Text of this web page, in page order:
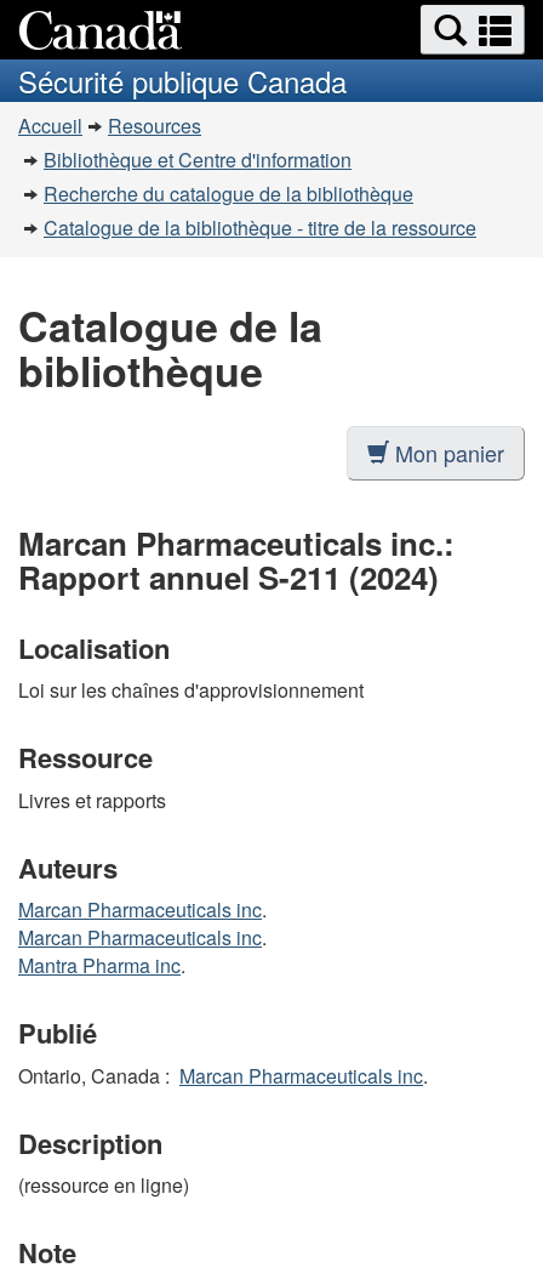
au
contenu
à
la
simplifiée
Recherche
et
menus
et
Sécurité publique Canada
Vous
êtes
ici
Accueil
Resources
Bibliothèque et Centre d'information
Recherche du catalogue de la bibliothèque
Catalogue de la bibliothèque - titre de la ressource
Catalogue de la
bibliothèque
Mon panier
Marcan Pharmaceuticals inc.:
Rapport annuel S-211 (2024)
Localisation
Loi sur les chaînes d'approvisionnement
Ressource
Livres et rapports
Auteurs
Marcan Pharmaceuticals inc.
Marcan Pharmaceuticals inc.
Mantra Pharma inc.
Publié
Ontario, Canada : Marcan Pharmaceuticals inc.
Description
(ressource en ligne)
Note